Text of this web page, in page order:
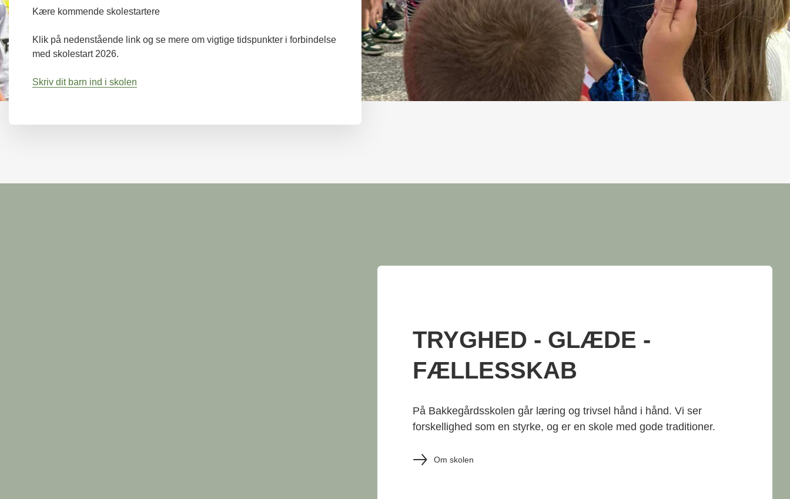
Kære kommende skolestartere
Klik på nedenstående link og se mere om vigtige tidspunkter i forbindelse
med skolestart 2026.
Skriv dit barn ind i skolen
TRYGHED - GLÆDE -
FÆLLESSKAB
På Bakkegårdsskolen går læring og trivsel hånd i hånd. Vi ser
forskellighed som en styrke, og er en skole med gode traditioner.
Om skolen